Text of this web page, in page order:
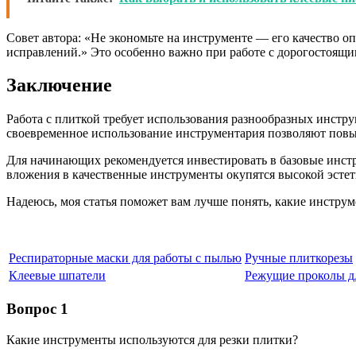
Совет автора: «Не экономьте на инструменте — его качество
исправлений.» Это особенно важно при работе с
Заключение
Работа с плиткой требует использования разнообразных
своевременное использование инструментария позволяют
Для начинающих рекомендуется инвестировать в базовые
вложения в качественные инструменты окупятся высокой
Надеюсь, моя статья поможет вам лучше понять, какие
Респираторные маски для работы с пылью Ручные плиткорезы
Клеевые шпатели
Режущие проколы
Вопрос 1
Какие инструменты используются для резки плитки?